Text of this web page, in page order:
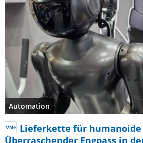
Automation
Lieferkette für humanoide
Überraschender Engpass in